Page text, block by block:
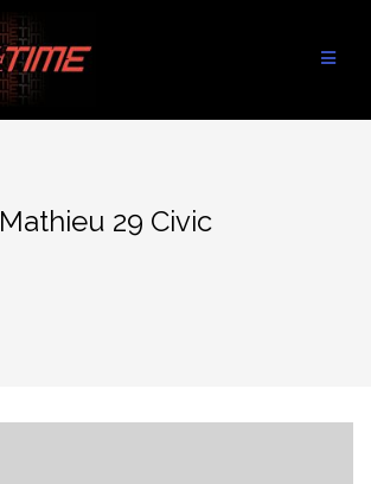
Mathieu 29 Civic